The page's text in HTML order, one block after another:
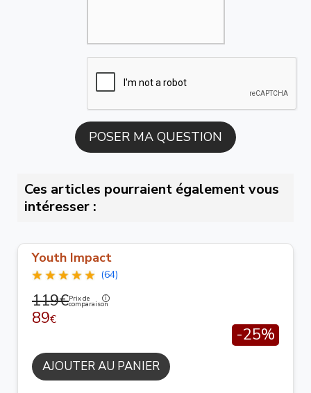
Ces articles pourraient également vous
intéresser :
Youth Impact
(64)
119€Prix de
comparaison
89€
-25%
AJOUTER AU PANIER